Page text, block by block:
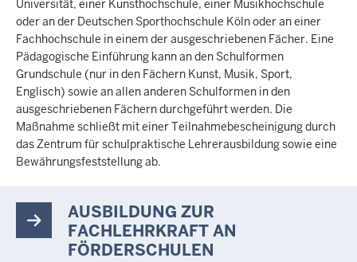
Universität, einer Kunsthochschule, einer Musikhochschule
oder an der Deutschen Sporthochschule Köln oder an einer
Fachhochschule in einem der ausgeschriebenen Fächer. Eine
Pädagogische Einführung kann an den Schulformen
Grundschule (nur in den Fächern Kunst, Musik, Sport,
Englisch) sowie an allen anderen Schulformen in den
ausgeschriebenen Fächern durchgeführt werden. Die
Maßnahme schließt mit einer Teilnahmebescheinigung durch
das Zentrum für schulpraktische Lehrerausbildung sowie eine
Bewährungsfeststellung ab.
AUSBILDUNG ZUR
FACHLEHRKRAFT AN
FÖRDERSCHULEN